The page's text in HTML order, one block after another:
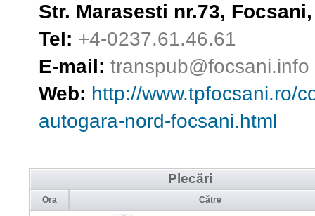
Str. Marasesti nr.73,
Tel: +4-0237.61.46.61
E-mail: transpub@focsani.info
Web: http://www.tpfocsani.ro/
autogara-nord-focsani.html
Plecări
Ora Către